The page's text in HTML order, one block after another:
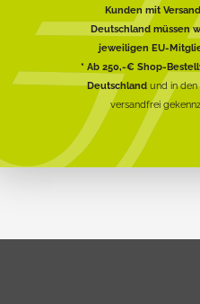
Kunden mit
Deutschland müssen
jeweiligen EU-
* Ab 250,-€ Shop-
Deutschlandund in den
versandfrei